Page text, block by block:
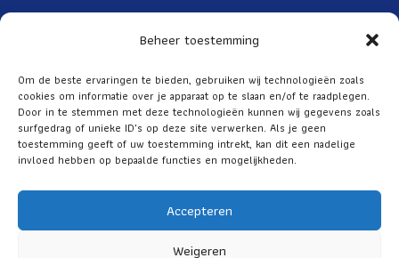
Beheer toestemming
Om de beste ervaringen te bieden, gebruiken wij technologieën zoals
cookies om informatie over je apparaat op te slaan en/of te raadplegen.
Door in te stemmen met deze technologieën kunnen wij gegevens zoals
surfgedrag of unieke ID's op deze site verwerken. Als je geen
toestemming geeft of uw toestemming intrekt, kan dit een nadelige
invloed hebben op bepaalde functies en mogelijkheden.
Accepteren
Weigeren
Toegankelijkheid
Over ANNO
ANBI
Privacy